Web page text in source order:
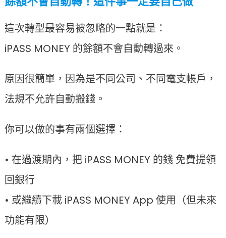
這次轉型最容易被忽略的一點就是：
iPASS MONEY 的餘額不會自動轉過來。
原因很簡單，因為是不同公司、不同電支帳戶，
法規不允許自動搬錢。
你可以做的事有兩個選擇：
• 在過渡期內，把 iPASS MONEY 的錢 免費提領
回銀行
• 或繼續下載 iPASS MONEY App 使用（但未來
功能有限）